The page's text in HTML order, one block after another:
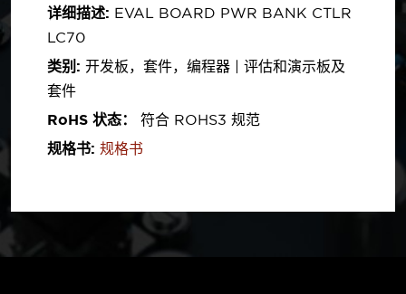
详细描述: EVAL BOARD PWR BANK CTLR
LC70
类别: 开发板，套件，编程器 | 评估和演示板及
套件
RoHS 状态：
符合 ROHS3 规范
规格书: 规格书